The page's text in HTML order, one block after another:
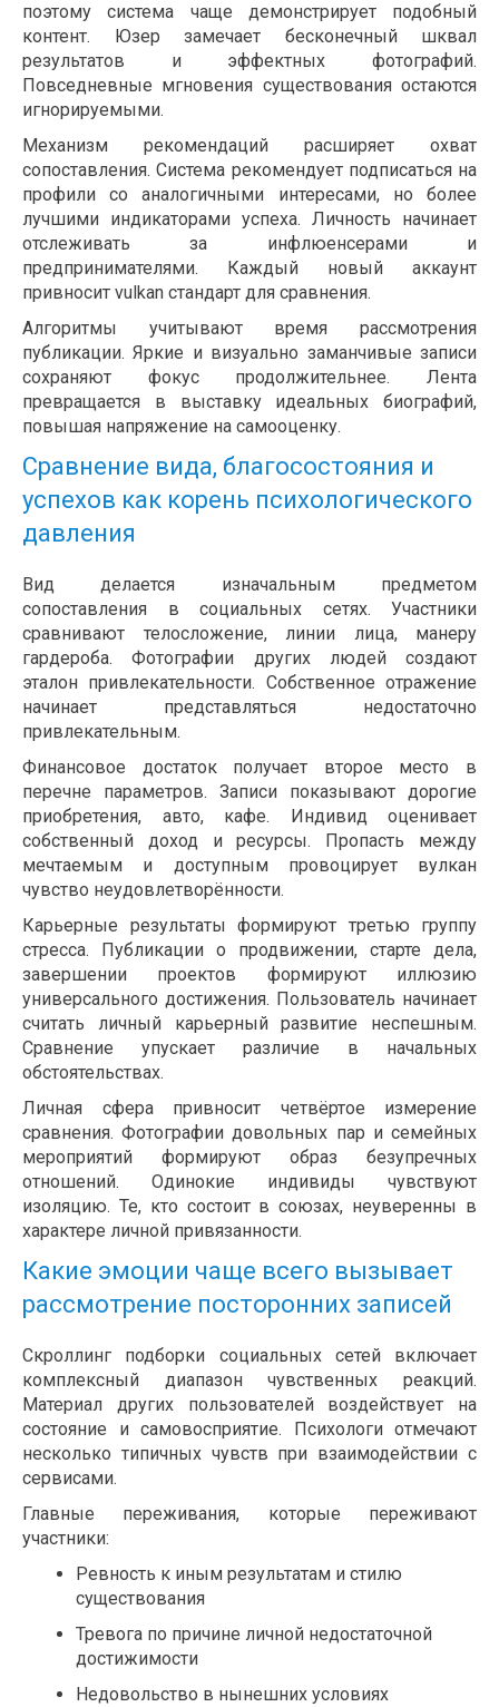
поэтому система чаще демонстрирует подобный
контент. Юзер замечает бесконечный шквал
результатов и эффектных фотографий.
Повседневные мгновения существования остаются
игнорируемыми.
Механизм рекомендаций расширяет охват
сопоставления. Система рекомендует подписаться на
профили со аналогичными интересами, но более
лучшими индикаторами успеха. Личность начинает
отслеживать за инфлюенсерами и
предпринимателями. Каждый новый аккаунт
привносит vulkan стандарт для сравнения.
Алгоритмы учитывают время рассмотрения
публикации. Яркие и визуально заманчивые записи
сохраняют фокус продолжительнее. Лента
превращается в выставку идеальных биографий,
повышая напряжение на самооценку.
Сравнение вида, благосостояния и
успехов как корень психологического
давления
Вид делается изначальным предметом
сопоставления в социальных сетях. Участники
сравнивают телосложение, линии лица, манеру
гардероба. Фотографии других людей создают
эталон привлекательности. Собственное отражение
начинает представляться недостаточно
привлекательным.
Финансовое достаток получает второе место в
перечне параметров. Записи показывают дорогие
приобретения, авто, кафе. Индивид оценивает
собственный доход и ресурсы. Пропасть между
мечтаемым и доступным провоцирует вулкан
чувство неудовлетворённости.
Карьерные результаты формируют третью группу
стресса. Публикации о продвижении, старте дела,
завершении проектов формируют иллюзию
универсального достижения. Пользователь начинает
считать личный карьерный развитие неспешным.
Сравнение упускает различие в начальных
обстоятельствах.
Личная сфера привносит четвёртое измерение
сравнения. Фотографии довольных пар и семейных
мероприятий формируют образ безупречных
отношений. Одинокие индивиды чувствуют
изоляцию. Те, кто состоит в союзах, неуверенны в
характере личной привязанности.
Какие эмоции чаще всего вызывает
рассмотрение посторонних записей
Скроллинг подборки социальных сетей включает
комплексный диапазон чувственных реакций.
Материал других пользователей воздействует на
состояние и самовосприятие. Психологи отмечают
несколько типичных чувств при взаимодействии с
сервисами.
Главные переживания, которые переживают
участники:
Ревность к иным результатам и стилю
существования
Тревога по причине личной недостаточной
достижимости
Недовольство в нынешних условиях